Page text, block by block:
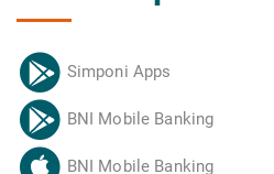
Simponi Apps
BNI Mobile Banking
BNI Mobile Banking